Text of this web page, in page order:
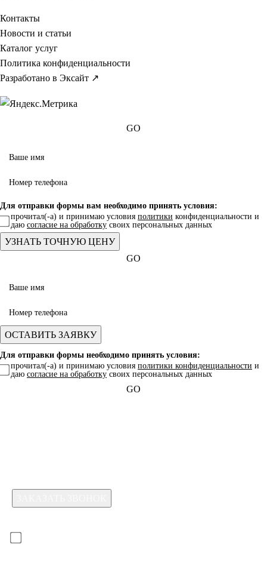
Контакты
Новости и статьи
Каталог услуг
Политика конфиденциальности
Разработано в Эксайт ↗
GO
Для отправки формы вам необходимо принять условия:
прочитал(-а) и принимаю условия политики конфиденциальности и
даю согласие на обработку своих персональных данных
GO
Для отправки формы необходимо принять условия:
прочитал(-а) и принимаю условия политики конфиденциальности и
даю согласие на обработку своих персональных данных
GO